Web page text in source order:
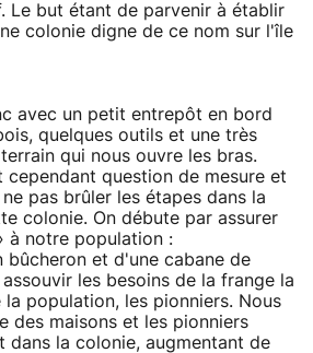
Le but étant de parvenir à établir
colonie digne de ce nom sur l'île
avec un petit entrepôt en bord
quelques outils et une très
qui nous ouvre les bras.
cependant question de mesure et
pas brûler les étapes dans la
colonie. On débute par assurer
à notre population :
bûcheron et d'une cabane de
les besoins de la frange la
la population, les pionniers. Nous
des maisons et les pionniers
la colonie, augmentant de